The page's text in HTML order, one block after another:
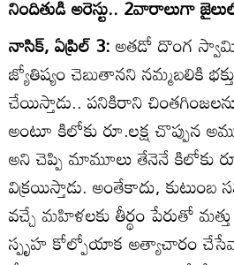
నిందితుడి అరెస్టు.. 2వారాలుగా
నాసిక్‌, ఏప్రిల్‌ 3:అతడో దొంగ
జ్యోతిష్యం చెబుతానని నమ్మబలికి
చేయిస్తాడు.. పనికిరాని
అంటూ కిలోకు రూ.లక్ష చొప్పున
అని చెప్పి మామూలు తేనెనే కిలోకు
విక్రయిస్తాడు. అంతేకాదు,
వచ్చే మహిళలకు తీర్థం పేరుతో
స్పృహ కోల్పోయాక అత్యాచారం